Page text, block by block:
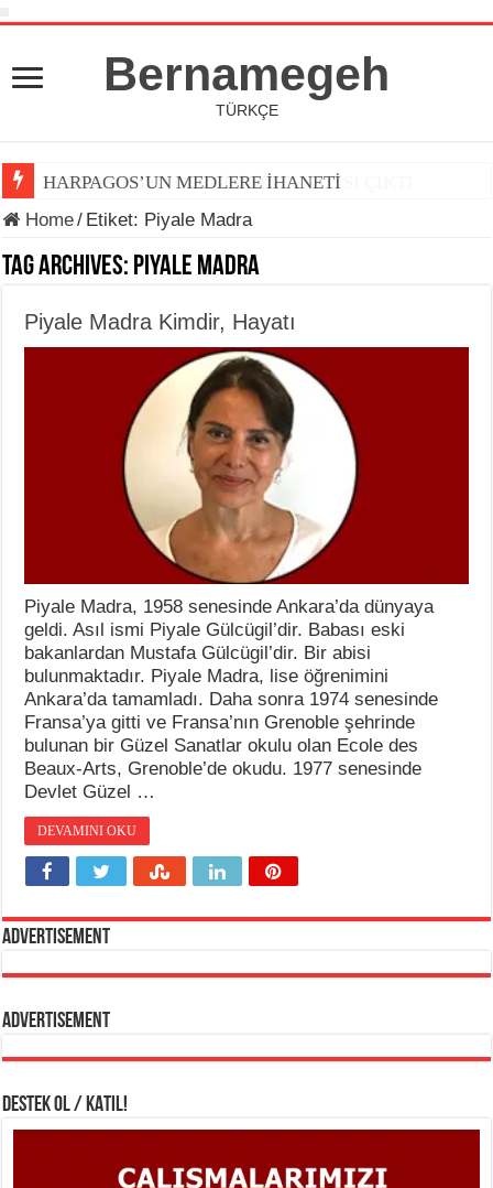
Bernamegeh
TÜRKÇE
BERNAMEGEH DERGİSİNİN 7. SAYISI ÇIKTI
HARPAGOS’UN MEDLERE İHANETİ
Home/ Etiket: Piyale Madra
Tag Archives: Piyale Madra
Piyale Madra Kimdir, Hayatı
Piyale Madra, 1958 senesinde Ankara’da dünyaya
geldi. Asıl ismi Piyale Gülcügil’dir. Babası eski
bakanlardan Mustafa Gülcügil’dir. Bir abisi
bulunmaktadır. Piyale Madra, lise öğrenimini
Ankara’da tamamladı. Daha sonra 1974 senesinde
Fransa’ya gitti ve Fransa’nın Grenoble şehrinde
bulunan bir Güzel Sanatlar okulu olan Ecole des
Beaux-Arts, Grenoble’de okudu. 1977 senesinde
Devlet Güzel …
DEVAMINI OKU
Advertisement
Advertisement
DESTEK OL / KATIL!